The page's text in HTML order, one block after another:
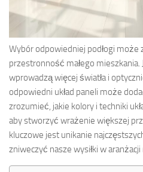
Wybór odpowiedniej podłogi może
przestronność małego mieszkania.
wprowadzą więcej światła i
odpowiedni układ paneli może
zrozumieć, jakie kolory i techniki
aby stworzyć wrażenie większej
kluczowe jest unikanie
zniweczyć nasze wysiłki w aranżacji